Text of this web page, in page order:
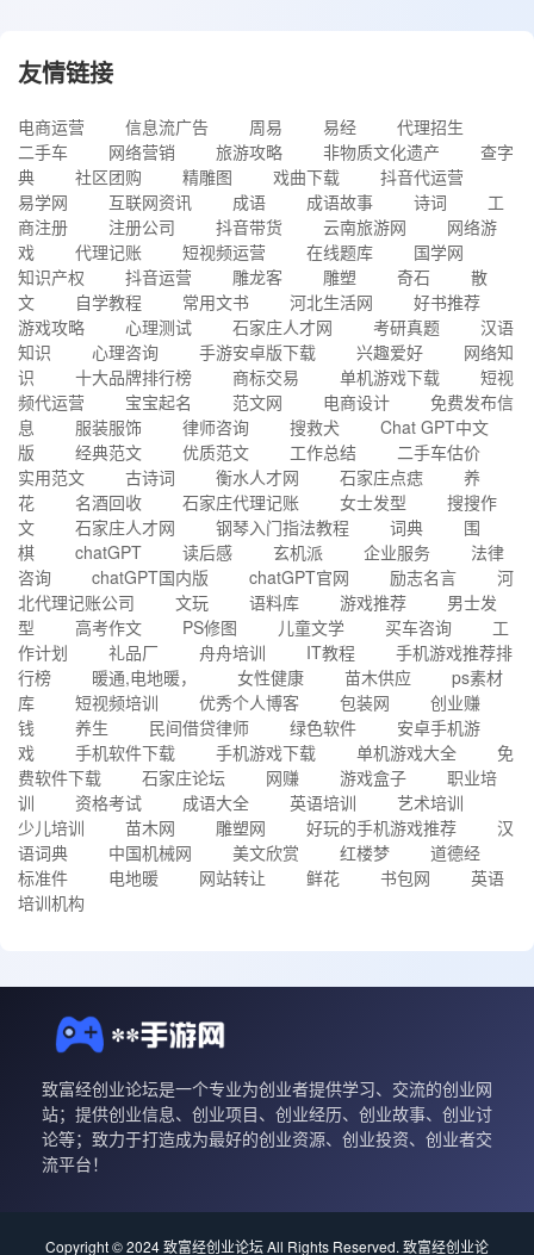
友情链接
电商运营 信息流广告 周易 易经
代理招生
二手车
网络营销 旅游攻略 非物质文化遗产
查字
典
社区团购 精雕图 戏曲下载
抖音代运营
易学网
互联网资讯 成语 成语故事 诗词
工
商注册
注册公司 抖音带货 云南旅游网
网络游
戏
代理记账 短视频运营 在线题库
国学网
知识产权
抖音运营 雕龙客 雕塑 奇石
散
文
自学教程 常用文书 河北生活网
好书推荐
游戏攻略
心理测试 石家庄人才网 考研真题
汉语
知识
心理咨询 手游安卓版下载 兴趣爱好
网络知
识
十大品牌排行榜 商标交易 单机游戏下载
短视
频代运营
宝宝起名 范文网 电商设计
免费发布信
息
服装服饰 律师咨询 搜救犬
Chat GPT中文
版
经典范文 优质范文 工作总结
二手车估价
实用范文
古诗词 衡水人才网 石家庄点痣
养
花
名酒回收 石家庄代理记账 女士发型
搜搜作
文
石家庄人才网 钢琴入门指法教程 词典
围
棋
chatGPT 读后感 玄机派 企业服务
法律
咨询
chatGPT国内版 chatGPT官网 励志名言
河
北代理记账公司
文玩 语料库 游戏推荐
男士发
型
高考作文 PS修图 儿童文学 买车咨询
工
作计划
礼品厂 舟舟培训 IT教程
手机游戏推荐排
行榜
暖通,电地暖， 女性健康 苗木供应
ps素材
库
短视频培训 优秀个人博客 包装网
创业赚
钱
养生 民间借贷律师 绿色软件
安卓手机游
戏
手机软件下载 手机游戏下载 单机游戏大全
免
费软件下载
石家庄论坛 网赚 游戏盒子
职业培
训
资格考试 成语大全 英语培训
艺术培训
少儿培训
苗木网 雕塑网 好玩的手机游戏推荐
汉
语词典
中国机械网 美文欣赏 红楼梦
道德经
标准件
电地暖 网站转让 鲜花 书包网
英语
培训机构
致富经创业论坛是一个专业为创业者提供学习、交流的创业网
站；提供创业信息、创业项目、创业经历、创业故事、创业讨
论等；致力于打造成为最好的创业资源、创业投资、创业者交
流平台！
Copyright © 2024 致富经创业论坛 All Rights Reserved. 致富经创业论